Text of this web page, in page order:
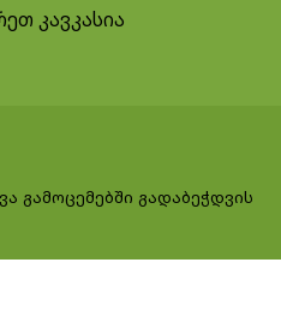
კავკასია
გამოცემებში გადაბეჭდვის